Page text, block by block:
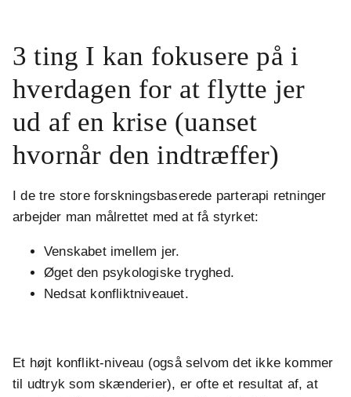
3 ting I kan fokusere på i
hverdagen for at flytte jer
ud af en krise (uanset
hvornår den indtræffer)
I de tre store forskningsbaserede parterapi retninger
arbejder man målrettet med at få styrket:
Venskabet imellem jer.
Øget den psykologiske tryghed.
Nedsat konfliktniveauet.
Et højt konflikt-niveau (også selvom det ikke kommer
til udtryk som skænderier), er ofte et resultat af, at